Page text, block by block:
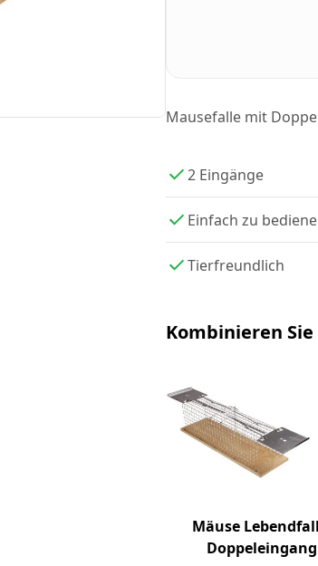
Mausefalle mit
2 Eingänge
Einfach zu
Tierfreundlich
Kombinieren
Mäuse
Doppeleingang